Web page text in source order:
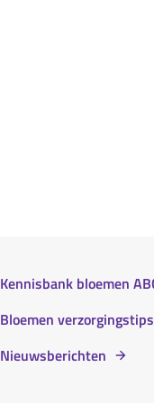
Kennisbank bloemen
Bloemen verzorgingstips
Nieuwsberichten